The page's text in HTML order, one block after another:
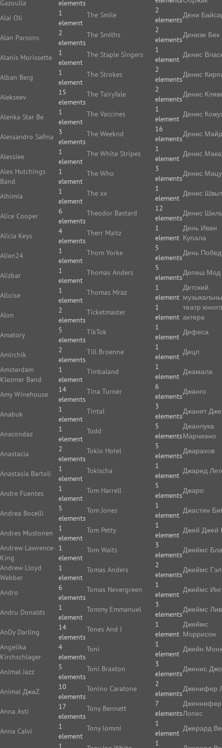
Gazoulia
elements
Alai Oli
1
element
Alan Parsons
2
elements
Alanis Morissette
1
element
Alban Berg
1
element
Alekseev
15
elements
Alenka Star Be
1
element
Alessandro Safína
3
elements
Alessiee
1
element
Alex Hutchings
Band
1
element
Alhimia
1
element
Alice Cooper
6
elements
Alicia Keys
4
elements
Alien24
1
element
Alizbar
1
element
Alloise
1
element
Alon
2
elements
Amatory
5
elements
Amirchik
2
elements
Amsterdam
Klezmer Band
1
element
Amy Winehouse
14
elements
Anabuk
1
element
Anacondaz
1
element
Anastacia
2
elements
Anastasia Bartoli
1
element
Andre Fuentes
1
element
Andrea Bocelli
5
elements
Andres Mustonen
1
element
Andrew Lawrence-
King
1
element
Andrew Lloyd
Webber
1
element
Andro
6
elements
Andru Donalds
1
element
AnDy Darling
14
elements
Angelika
Kirchschlager
4
elements
Animal Jazz
5
elements
Animal ДжаZ
10
elements
Anna Asti
17
elements
Anna Calvi
1
element
1
The Smile
2
elements
The Smiths
2
elements
The Staple Singers
1
element
The Strokes
2
elements
The Tairyfale
2
elements
The Vaccines
1
element
The Weeknd
16
elements
The White Stripes
1
element
The Who
3
elements
The xx
1
element
Theodor Bastard
12
elements
Therr Maitz
1
element
Thom Yorke
5
elements
Thomas Anders
5
elements
Thomas Mraz
1
element
Ticketmaster
1
element
TikTok
1
element
Till Broenne
1
element
Timbaland
1
element
Tina Turner
6
elements
Tintal
3
elements
Todd
5
elements
Tokio Hotel
5
elements
Tokischa
1
element
Tom Harrell
5
elements
Tom Jones
1
element
Tom Petty
1
element
Tom Waits
3
elements
Tomas Anders
2
elements
Tomas Nevergreen
1
element
Tommy Emmanuel
3
elements
Tones And I
1
element
Toni
1
element
Toni Braxton
3
elements
Tonino Caratone
2
elements
Tony Bennett
7
elements
Tony Iommi
1
element
1
Дени
Денизе Бек
Денис
Денис
Денис
Денис
Денис
Денис
Денис
Денис
Денис
День Иван
Купала
День
Депеш Мод
Детский
театр юного
актера
Дефеса
Децл
Джамала
Джанго
Джанет
Джанлука
Марчиано
Джарахов
Джаред
Джаро
Джастин
Джей Джей
Джеймс
Джеймс
Джеймс
Джеймс
Джеймс
Моррисон
Джейн
Дженис
Дженифер
Дженнифер
Лопес
Джерард